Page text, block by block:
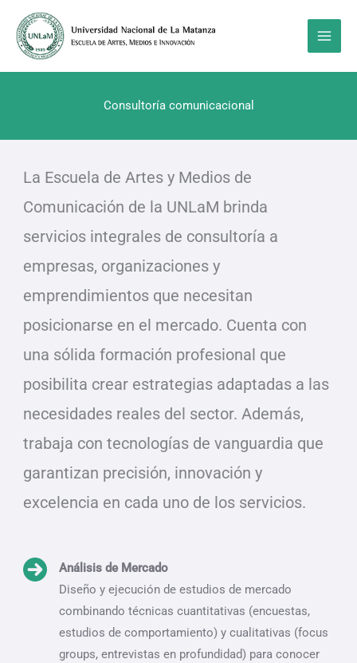
contenido
Main
Consultoría comunicacional
La Escuela de Artes y Medios de
Comunicación de la UNLaM brinda
servicios integrales de consultoría a
empresas, organizaciones y
emprendimientos que necesitan
posicionarse en el mercado. Cuenta con
una sólida formación profesional que
posibilita crear estrategias adaptadas a las
necesidades reales del sector. Además,
trabaja con tecnologías de vanguardia que
garantizan precisión, innovación y
excelencia en cada uno de los servicios.
Análisis de Mercado
Diseño y ejecución de estudios de mercado
combinando técnicas cuantitativas (encuestas,
estudios de comportamiento) y cualitativas (focus
groups, entrevistas en profundidad) para conocer